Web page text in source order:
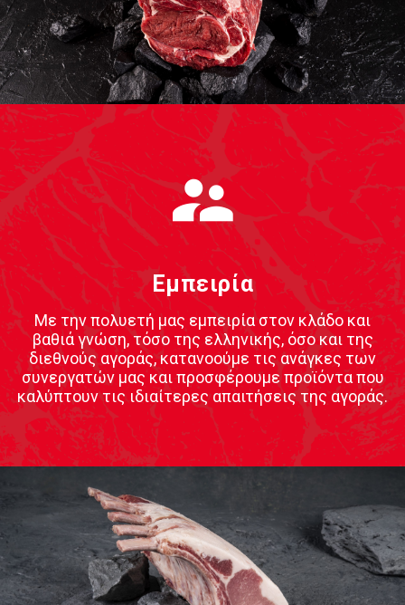
Εμπειρία
Με την πολυετή μας εμπειρία στον κλάδο και
βαθιά γνώση, τόσο της ελληνικής, όσο και της
διεθνούς αγοράς, κατανοούμε τις ανάγκες των
συνεργατών μας και προσφέρουμε προϊόντα που
καλύπτουν τις ιδιαίτερες απαιτήσεις της αγοράς.